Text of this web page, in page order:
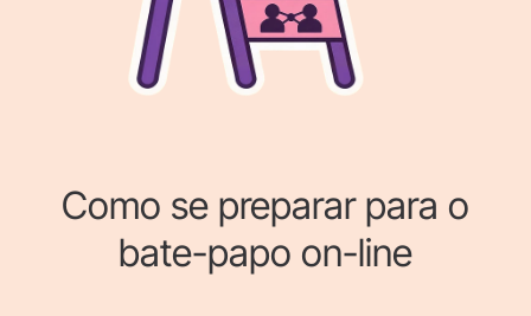
Como se preparar para o
bate-papo on-line